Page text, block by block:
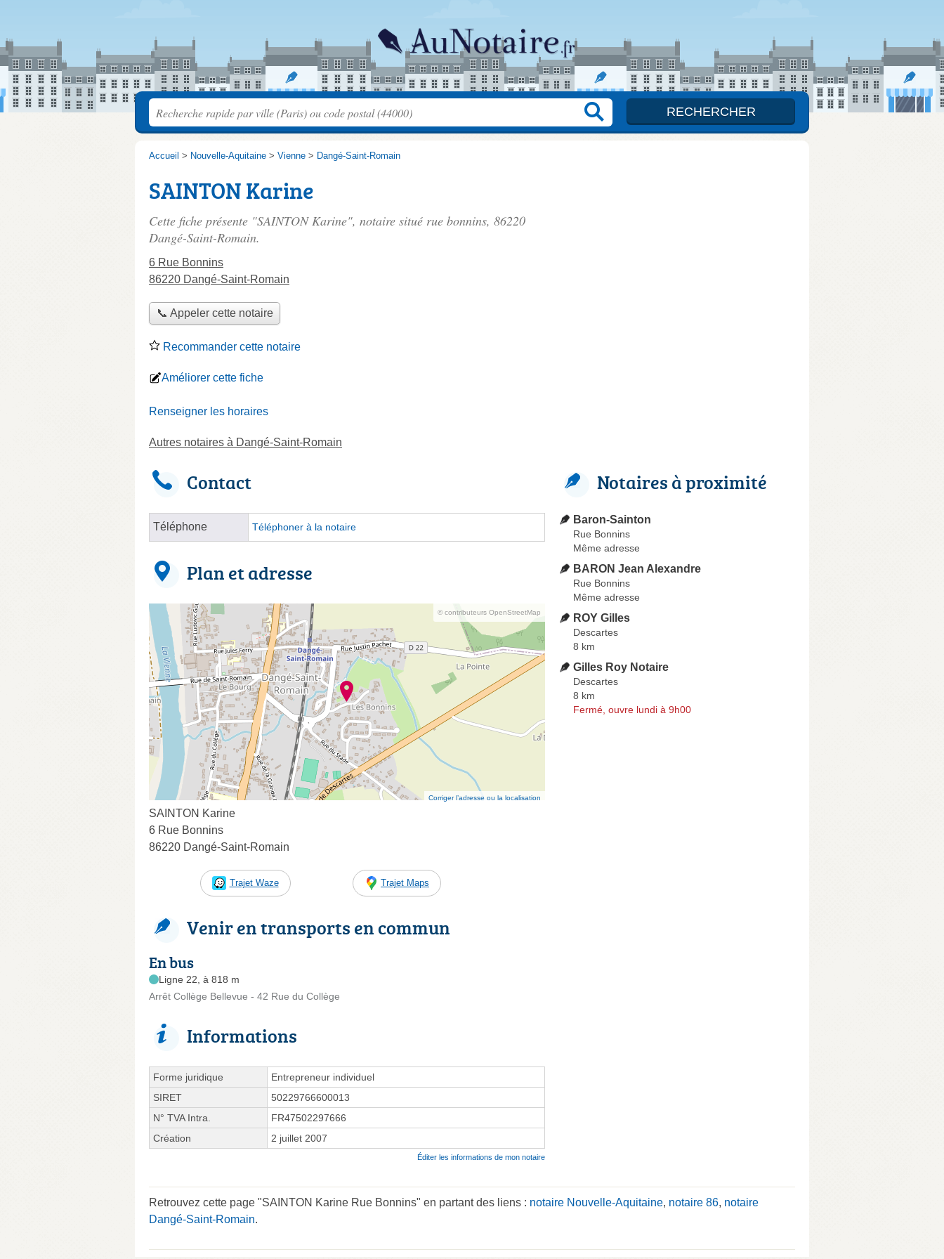
Accueil > Nouvelle-Aquitaine > Vienne > Dangé-Saint-Romain
SAINTON Karine
Cette fiche présente "SAINTON Karine", notaire situé rue bonnins, 86220
Dangé-Saint-Romain.
6 Rue Bonnins
86220 Dangé-Saint-Romain
📞 Appeler cette notaire
Recommander cette notaire
Améliorer cette fiche
Renseigner les horaires
Autres notaires à Dangé-Saint-Romain
Contact
Téléphone Téléphoner à la notaire
Plan et adresse
© contributeurs OpenStreetMap
Corriger l’adresse ou la localisation
SAINTON Karine
6 Rue Bonnins
86220 Dangé-Saint-Romain
Trajet Waze Trajet Maps
Venir en transports en commun
En bus
Ligne 22, à 818 m
Arrêt Collège Bellevue - 42 Rue du Collège
Informations
Forme juridique
Entrepreneur individuel
SIRET
50229766600013
N° TVA Intra.
FR47502297666
Création
2 juillet 2007
Éditer les informations de mon notaire
Notaires à proximité
Baron-Sainton
Rue Bonnins
Même adresse
BARON Jean Alexandre
Rue Bonnins
Même adresse
ROY Gilles
Descartes
8 km
Gilles Roy Notaire
Descartes
8 km
Fermé, ouvre lundi à 9h00
Retrouvez cette page "SAINTON Karine Rue Bonnins" en partant des liens : notaire Nouvelle-Aquitaine, notaire 86, notaire
Dangé-Saint-Romain.